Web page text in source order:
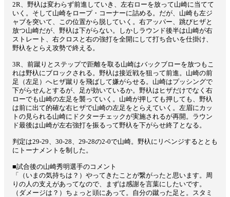
2R、野杁は変わらず前進していき、左右ローを放って山崎に当てて
いく。そして山崎をロープ・コーナーに詰める。だが、山崎も左ジ
ャブを突いて、この位置から脱していく。右アッパー、跳びヒザと
放つ山崎だが、野杁は下がらない。しかしラウンド後半は山崎が右
ストレート、右クロスと右の強打を全開にして打ち合いを仕掛け、
野杁をとらえ攻勢で終える。
3R、前蹴りとステップで距離を取る山崎はバックブローを放つもこ
れは野杁にブロックされる。野杁は接近戦を狙って前進。山崎の前
足（左足）へヒザ蹴りを飛ばして嫌がらせる。山崎はプッシングで
下がらせんとするが、足が効いているか。野杁はヒザだけでなく右
ローでも山崎の左足を襲っていく。山崎が押しても押しても、野杁
は前に出て的確な右ヒザで山崎の左足をとらえていく。左眉にカッ
トの見られる山崎にドクターチェックが実施されるが再開。ラウン
ド最後は山崎が左右強打を振るって野杁を下がらせ終了となる。
判定は29-29、30-28、29-28の2-0で山崎。野杁にリベンジするととも
にトーナメントを制した。
■試合後の山崎秀明選手のコメント
「（いまの気持ちは？）やってきたことが繋がったと思います。周
りの人の支えがあってなので、まずは感謝を言葉にしたいです。
（ダメージは？）ちょっと頭にあって。自分の蹴った足と。スタミ